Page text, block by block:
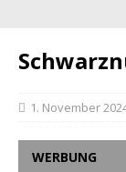
1. November
WERBUNG